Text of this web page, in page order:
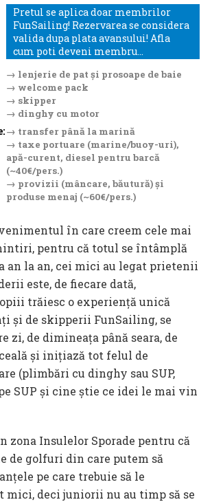
Pretul se aplica doar membrilor
FunSailing! Rezervarea se considera
valida dupa plata avansului! Afla
cum poti deveni membru...
→ lenjerie de pat și prosoape de baie
→ welcome pack
→ skipper
→ dinghy cu motor
→ transfer până la marină
→ taxe portuare (marine/buoy-uri),
apă-curent, diesel pentru barcă
(~40€/pers.)
→ provizii (mâncare, băutură) și
produse menaj (~60€/pers.)
pentru că totul se întâmplă
an la an, cei mici au legat prietenii
este, de fiecare dată,
trăiesc o experiență unică
și de skipperii FunSailing, se
zi, de dimineața până seara, de
și inițiază tot felul de
(plimbări cu dinghy sau SUP,
SUP și cine știe ce idei le mai vin
de golfuri din care putem să
pe care trebuie să le
mici, deci juniorii nu au timp să se